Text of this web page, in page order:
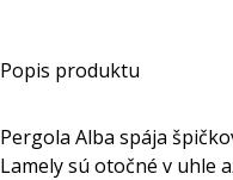
Popis produktu
Pergola Alba spája
Lamely sú otočné v uhle